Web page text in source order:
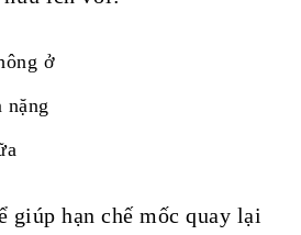
ở
nặng
giúp hạn chế mốc quay lại